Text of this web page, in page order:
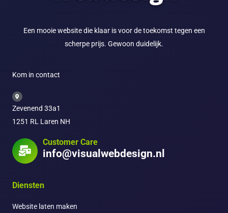
Een mooie website die klaar is voor de toekomst tegen een
scherpe prijs. Gewoon duidelijk.
Kom in contact
Zevenend 33a1
1251 RL Laren NH
Customer Care
info@visualwebdesign.nl
Diensten
Website laten maken